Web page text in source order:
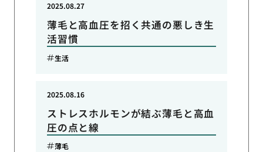
薄毛と高血圧を招く共通の悪しき生
活習慣
2025.08.27
生活
ストレスホルモンが結ぶ薄毛と高血
圧の点と線
2025.08.16
薄毛